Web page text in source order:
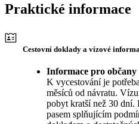
Praktické informace
Cestovní doklady a vízové
Informace pro
K vycestování je
měsíců od návratu.
pobyt kratší než 30 dní.
pasem splňujícím